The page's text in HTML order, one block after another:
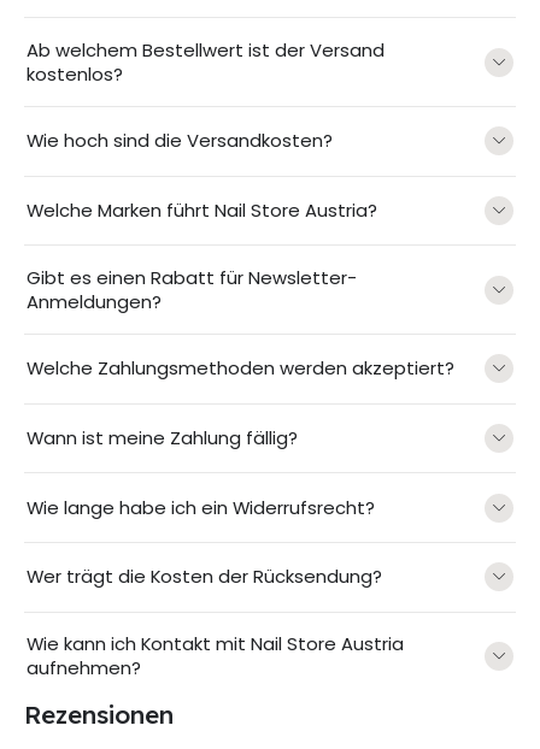
Ab welchem Bestellwert ist der Versand
kostenlos?
Wie hoch sind die Versandkosten?
Welche Marken führt Nail Store Austria?
Gibt es einen Rabatt für Newsletter-
Anmeldungen?
Welche Zahlungsmethoden werden akzeptiert?
Wann ist meine Zahlung fällig?
Wie lange habe ich ein Widerrufsrecht?
Wer trägt die Kosten der Rücksendung?
Wie kann ich Kontakt mit Nail Store Austria
aufnehmen?
Rezensionen